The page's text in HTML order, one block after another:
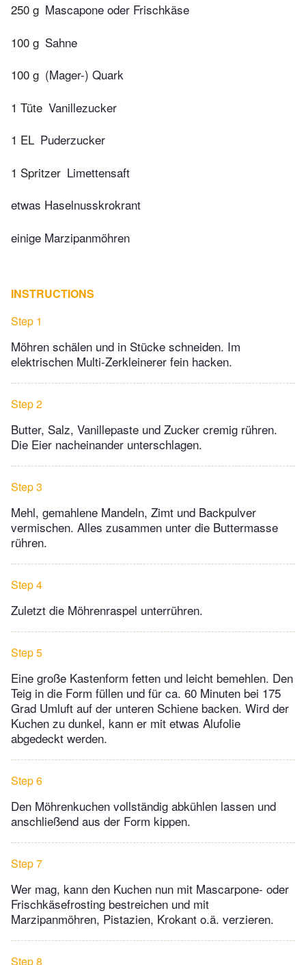
250 g Mascapone oder Frischkäse
100 g Sahne
100 g (Mager-) Quark
1 Tüte Vanillezucker
1 EL Puderzucker
1 Spritzer Limettensaft
etwas Haselnusskrokrant
einige Marzipanmöhren
INSTRUCTIONS
Step 1
Möhren schälen und in Stücke schneiden. Im
elektrischen Multi-Zerkleinerer fein hacken.
Step 2
Butter, Salz, Vanillepaste und Zucker cremig rühren.
Die Eier nacheinander unterschlagen.
Step 3
Mehl, gemahlene Mandeln, Zimt und Backpulver
vermischen. Alles zusammen unter die Buttermasse
rühren.
Step 4
Zuletzt die Möhrenraspel unterrühren.
Step 5
Eine große Kastenform fetten und leicht bemehlen. Den
Teig in die Form füllen und für ca. 60 Minuten bei 175
Grad Umluft auf der unteren Schiene backen. Wird der
Kuchen zu dunkel, kann er mit etwas Alufolie
abgedeckt werden.
Step 6
Den Möhrenkuchen vollständig abkühlen lassen und
anschließend aus der Form kippen.
Step 7
Wer mag, kann den Kuchen nun mit Mascarpone- oder
Frischkäsefrosting bestreichen und mit
Marzipanmöhren, Pistazien, Krokant o.ä. verzieren.
Step 8